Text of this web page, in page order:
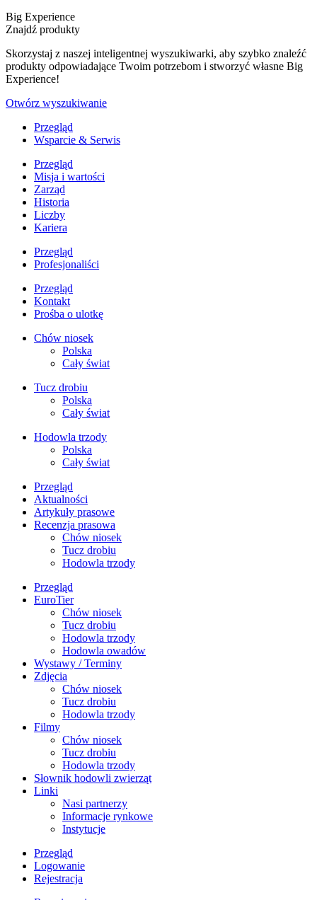
Big Experience
Znajdź produkty
Skorzystaj z naszej inteligentnej wyszukiwarki, aby szybko znaleźć
produkty odpowiadające Twoim potrzebom i stworzyć własne Big
Experience!
Otwórz wyszukiwanie
Przegląd
Wsparcie & Serwis
Przegląd
Misja i wartości
Zarząd
Historia
Liczby
Kariera
Przegląd
Profesjonaliści
Przegląd
Kontakt
Prośba o ulotkę
Chów niosek
Polska
Cały świat
Tucz drobiu
Polska
Cały świat
Hodowla trzody
Polska
Cały świat
Przegląd
Aktualności
Artykuły prasowe
Recenzja prasowa
Chów niosek
Tucz drobiu
Hodowla trzody
Przegląd
EuroTier
Chów niosek
Tucz drobiu
Hodowla trzody
Hodowla owadów
Wystawy / Terminy
Zdjęcia
Chów niosek
Tucz drobiu
Hodowla trzody
Filmy
Chów niosek
Tucz drobiu
Hodowla trzody
Słownik hodowli zwierząt
Linki
Nasi partnerzy
Informacje rynkowe
Instytucje
Przegląd
Logowanie
Rejestracja